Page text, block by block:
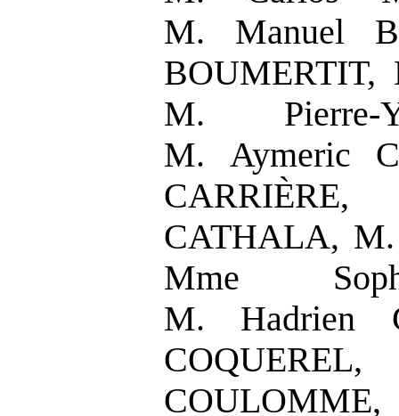
M. Manuel
M. Pierre-
M. Aymeric
CATHALA, M.
Mme
M. Hadrien